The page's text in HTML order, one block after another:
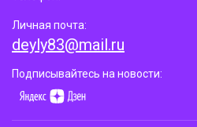
Личная почта:
deyly83@mail.ru
Подписывайтесь на новости: